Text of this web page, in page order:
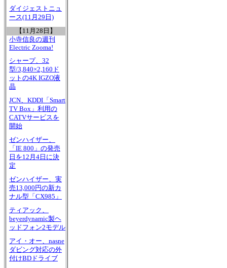
ダイジェストニュ
ース(11月29日)
【11月28日】
小寺信良の週刊
Electric Zooma!
シャープ、32
型/3,840×2,160ド
ットの4K IGZO液
晶
JCN、KDDI「Smart
TV Box」利用の
CATVサービスを
開始
ゼンハイザー、
「IE 800」の発売
日を12月4日に決
定
ゼンハイザー、実
売13,000円の新カ
ナル型「CX985」
ティアック、
beyerdynamic製ヘ
ッドフォン2モデル
アイ・オー、nasne
ダビング対応の外
付けBDドライブ